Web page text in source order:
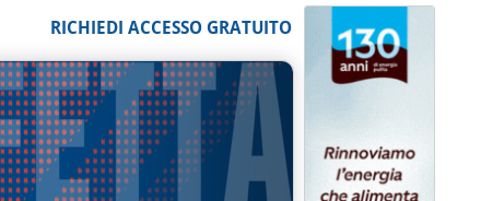
RICHIEDI ACCESSO GRATUITO